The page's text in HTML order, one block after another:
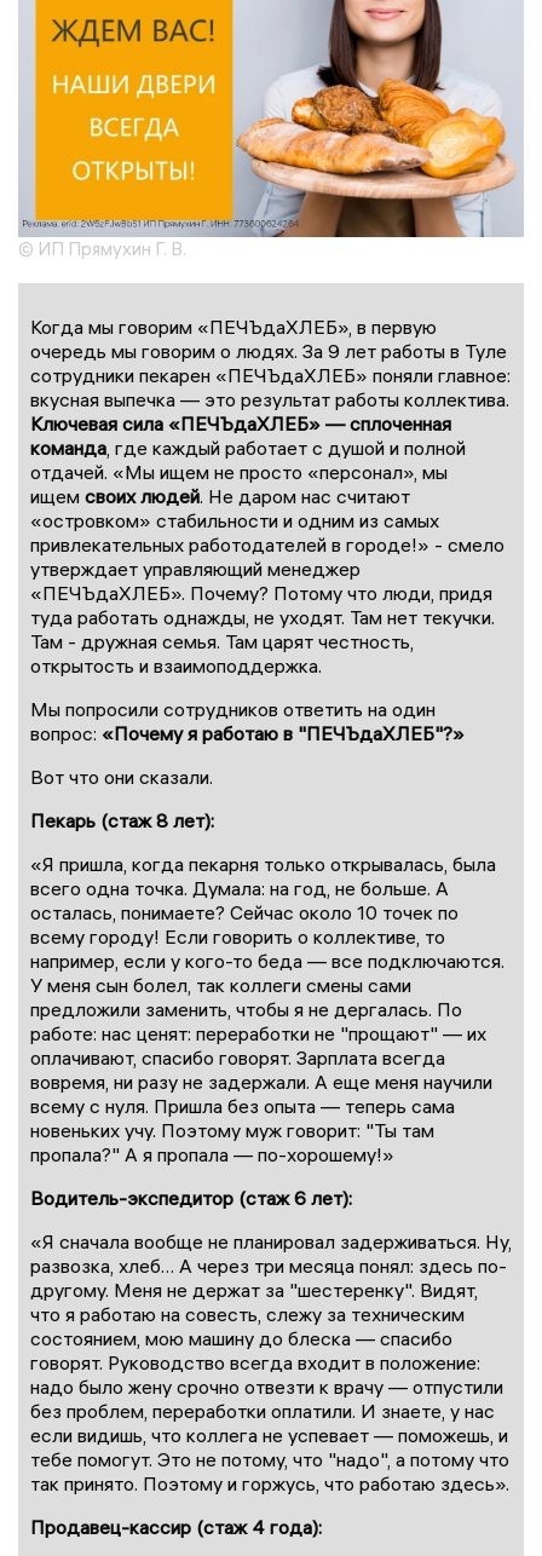
© ИП Прямухин Г. В.
Когда мы говорим «ПЕЧЪдаХЛЕБ», в первую
очередь мы говорим о людях. За 9 лет работы в Туле
сотрудники пекарен «ПЕЧЪдаХЛЕБ» поняли главное:
вкусная выпечка — это результат работы коллектива.
Ключевая сила «ПЕЧЪдаХЛЕБ» — сплоченная
команда , где каждый работает с душой и полной
отдачей. «Мы ищем не просто «персонал», мы
ищем своих людей. Не даром нас считают
«островком» стабильности и одним из самых
привлекательных работодателей в городе!» - смело
утверждает управляющий менеджер
«ПЕЧЪдаХЛЕБ». Почему? Потому что люди, придя
туда работать однажды, не уходят. Там нет текучки.
Там - дружная семья. Там царят честность,
открытость и взаимоподдержка.
Мы попросили сотрудников ответить на один
вопрос: «Почему я работаю в "ПЕЧЪдаХЛЕБ"?»
Вот что они сказали.
Пекарь (стаж 8 лет):
«Я пришла, когда пекарня только открывалась, была
всего одна точка. Думала: на год, не больше. А
осталась, понимаете? Сейчас около 10 точек по
всему городу! Если говорить о коллективе, то
например, если у кого-то беда — все подключаются.
У меня сын болел, так коллеги смены сами
предложили заменить, чтобы я не дергалась. По
работе: нас ценят: переработки не "прощают" — их
оплачивают, спасибо говорят. Зарплата всегда
вовремя, ни разу не задержали. А еще меня научили
всему с нуля. Пришла без опыта — теперь сама
новеньких учу. Поэтому муж говорит: "Ты там
пропала?" А я пропала — по-хорошему!»
Водитель-экспедитор (стаж 6 лет):
«Я сначала вообще не планировал задерживаться. Ну,
развозка, хлеб… А через три месяца понял: здесь по-
другому. Меня не держат за "шестеренку". Видят,
что я работаю на совесть, слежу за техническим
состоянием, мою машину до блеска — спасибо
говорят. Руководство всегда входит в положение:
надо было жену срочно отвезти к врачу — отпустили
без проблем, переработки оплатили. И знаете, у нас
если видишь, что коллега не успевает — поможешь, и
тебе помогут. Это не потому, что "надо", а потому что
так принято. Поэтому и горжусь, что работаю здесь».
Продавец-кассир (стаж 4 года):